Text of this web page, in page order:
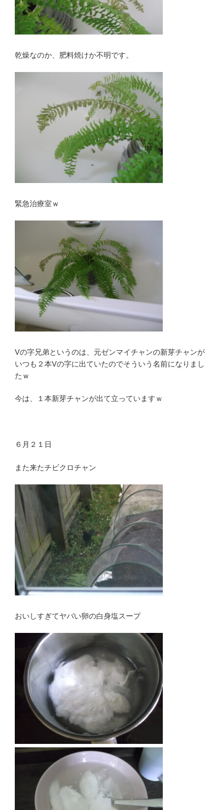
乾燥なのか、肥料焼けか不明です。
緊急治療室ｗ
Vの字兄弟というのは、元ゼンマイチャンの新芽チャンが
いつも２本Vの字に出ていたのでそういう名前になりまし
たｗ
今は、１本新芽チャンが出て立っていますｗ
６月２１日
また来たチビクロチャン
おいしすぎてヤバい卵の白身塩スープ